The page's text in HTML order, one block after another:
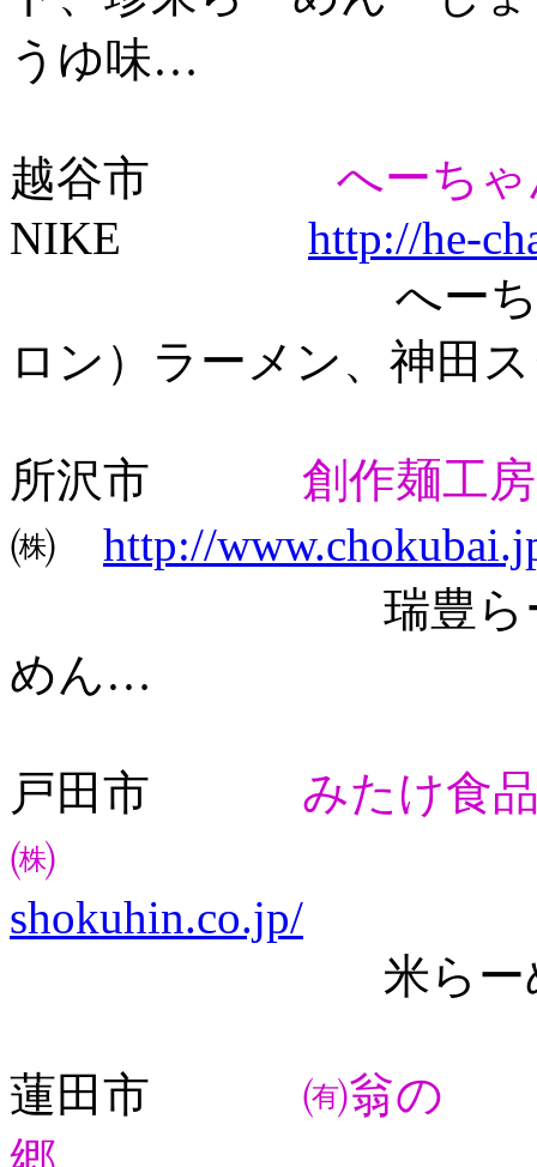
うゆ味…
越谷市 へーち
NIKE http://he-
へーちゃんラ
ロン）ラーメン、神田
所沢市 創作麺工
㈱ http://
瑞豊らーめん
めん…
戸田市 みたけ食
㈱
shokuhin.co.jp/
米らーめ
蓮田市 ㈲翁の